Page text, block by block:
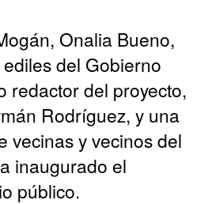
Onalia Bueno,
del Gobierno
redactor del proyecto,
Rodríguez, y una
vecinas y vecinos del
inaugurado el
público.